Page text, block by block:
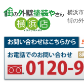
横浜
街の